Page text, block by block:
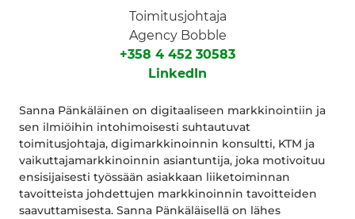
Toimitusjohtaja
Agency Bobble
+358 4 452 30583
LinkedIn
Sanna Pänkäläinen on digitaaliseen markkinointiin ja
sen ilmiöihin intohimoisesti suhtautuvat
toimitusjohtaja, digimarkkinoinnin konsultti, KTM ja
vaikuttajamarkkinoinnin asiantuntija, joka motivoituu
ensisijaisesti työssään asiakkaan liiketoiminnan
tavoitteista johdettujen markkinoinnin tavoitteiden
saavuttamisesta. Sanna Pänkäläisellä on lähes